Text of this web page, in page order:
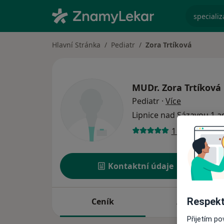
Hlavní Stránka Pediatr Zora Trtíková
MUDr. Zora Trtíková
Pediatr · Více
Lipnice nad Sázavou1
1 názor
Kontaktní údaje
Ceník Adresy
Přijetím